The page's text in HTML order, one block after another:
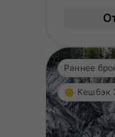
Раннее
Кешбэк